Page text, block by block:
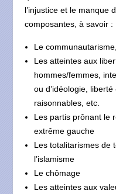
l’injustice et le manque
composantes, à savoir :
Le communautarisme,
Les atteintes aux
hommes/femmes,
ou d’idéologie,
raisonnables, etc.
Les partis prônant le
extrême gauche
Les totalitarismes de
l’islamisme
Le chômage
Les atteintes aux